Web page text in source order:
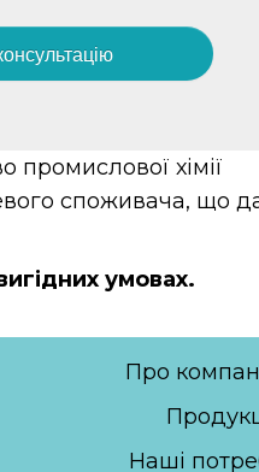
хімії
споживача, що
умовах.
Про
Наші